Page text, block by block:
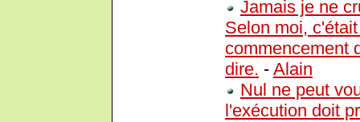
Jamais je ne
Selon moi,
commencement
dire. - Alain
Nul ne peut
l'exécution doit